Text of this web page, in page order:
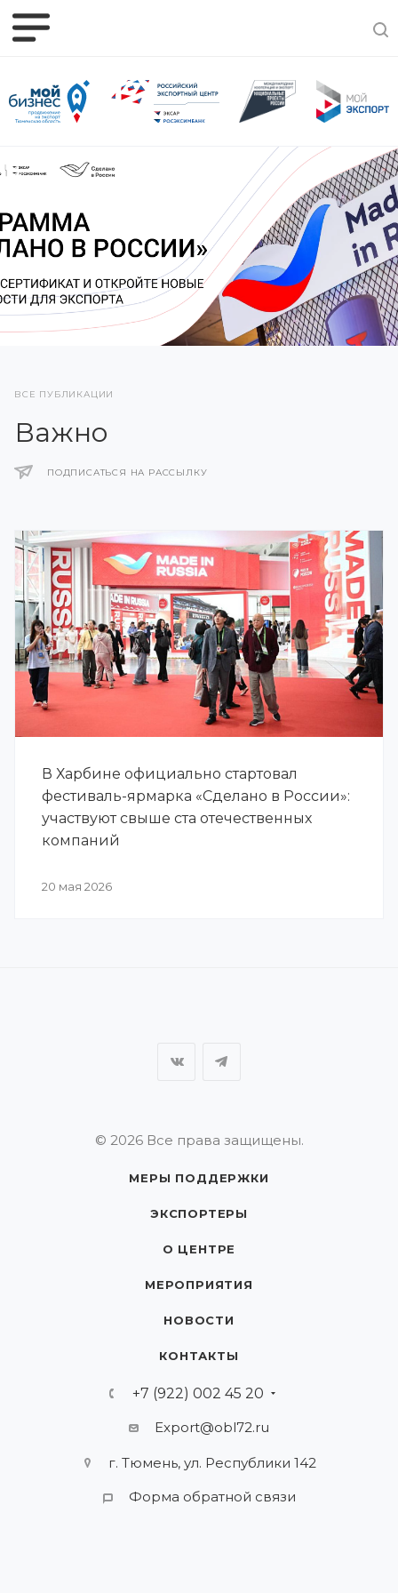
ВСЕ ПУБЛИКАЦИИ
Важно
ПОДПИСАТЬСЯ НА РАССЫЛКУ
В Харбине официально стартовал
фестиваль-ярмарка «Сделано в России»:
участвуют свыше ста отечественных
компаний
20 мая 2026
© 2026 Все права защищены.
МЕРЫ ПОДДЕРЖКИ
ЭКСПОРТЕРЫ
О ЦЕНТРЕ
МЕРОПРИЯТИЯ
НОВОСТИ
КОНТАКТЫ
+7 (922) 002 45 20
Export@obl72.ru
г. Тюмень, ул. Республики 142
Форма обратной связи